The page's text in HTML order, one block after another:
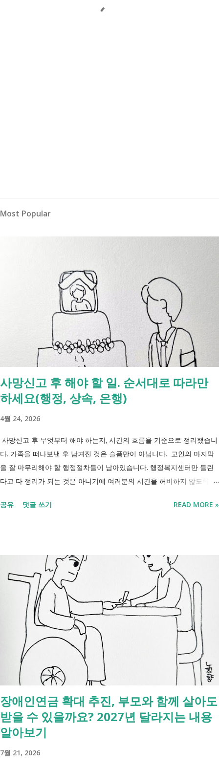
Most Popular
사망신고 후 해야 할 일. 순서대로 따라만
하세요(행정, 상속, 은행)
4월 24, 2026
사망신고 후 무엇부터 해야 하는지, 시간의 흐름을 기준으로 정리했습니
다. 가족을 떠나보낸 후 남겨진 것은 슬픔만이 아닙니다. 고인의 마지막
을 잘 마무리해야 할 행정절차들이 남아있습니다. 행정복지센터만 들린
다고 다 정리가 되는 것은 아니기에 여러분의 시간을 허비하지 않도록 정
처리까지 이 흐름만 따라가시면 됩니다. 장례 후 행정 절차 타임라인 장
모든 절차를 대신 처리해주지는 않습니다. 행정복지센터에서는 - 금융재
산, 부동산, 세금, 연금 등 '조회' 신청할 수 있습니다. 나머지는 직접 해야
합니다. - 상속포기 또는 한정승인 법원 - 상속세, 취득세 신고 세무서, 시
군구청 - 예금 인출, 보험금 청구 은행, 보험사 사망신고 당일에 끝낼 수
있는 건 '신청까지', 처리는 2주 후 부터입니다. [조회되는 것 vs 안되는
것] 구분 조회 가능 조회 불가 금융 은행, 보험, 증권 사금융, 개인 간 거래
세금 국세, 지방세 - 자산 부동산, 자동차 해외 자산, 현금 기타 연금 사업
상 채무, 구독 [함께보면 좋은 링크] - 부모님 사망 후 ...
공유 댓글 쓰기 READ MORE »
장애인연금 확대 추진, 부모와 함께 살아도
받을 수 있을까요? 2027년 달라지는 내용
알아보기
7월 21, 2026